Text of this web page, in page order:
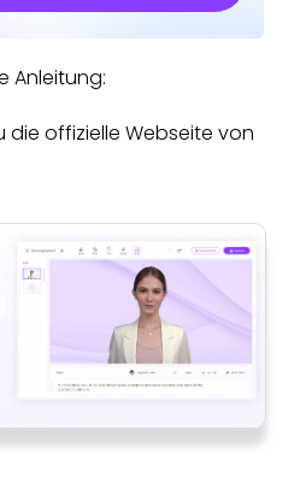
Anleitung:
die offizielle Webseite von